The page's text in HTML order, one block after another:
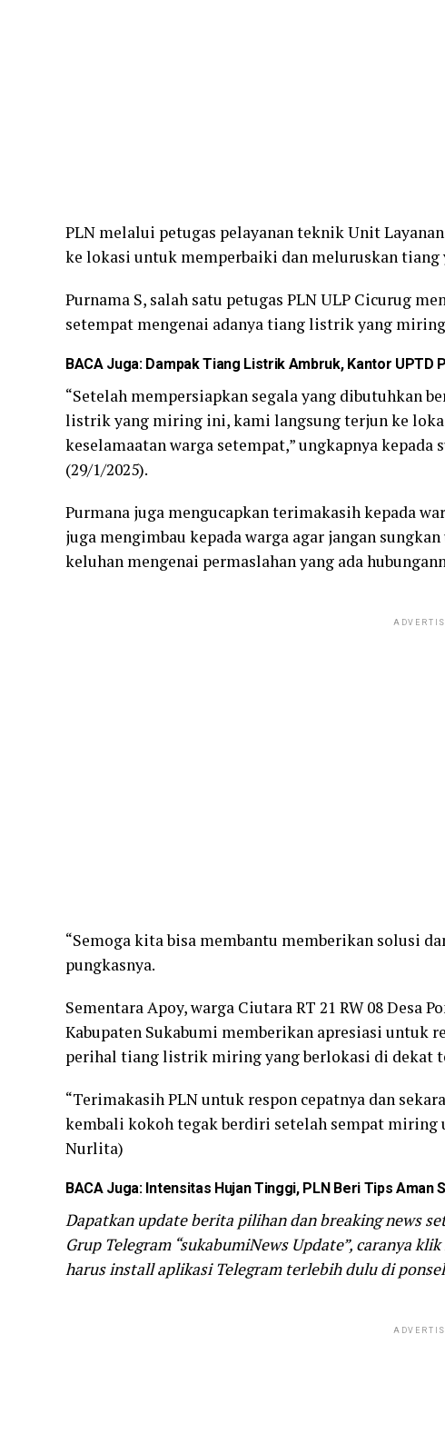
PLN melalui petugas pelayanan teknik Unit
ke lokasi untuk memperbaiki dan meluruskan
Purnama S, salah satu petugas PLN ULP Cicurug
setempat mengenai adanya tiang listrik yang
BACA Juga: Dampak Tiang Listrik Ambruk, Kantor UPTD
“Setelah mempersiapkan segala yang dibutuhkan
listrik yang miring ini, kami langsung terjun ke
keselamaatan warga setempat,” ungkapnya kepada
(29/1/2025).
Purmana juga mengucapkan terimakasih kepada
juga mengimbau kepada warga agar jangan
keluhan mengenai permaslahan yang ada
“Semoga kita bisa membantu memberikan solusi
pungkasnya.
Sementara Apoy, warga Ciutara RT 21 RW 08 Desa
Kabupaten Sukabumi memberikan apresiasi untuk
perihal tiang listrik miring yang berlokasi di dekat
“Terimakasih PLN untuk respon cepatnya dan
kembali kokoh tegak berdiri setelah sempat miring
Nurlita)
BACA Juga: Intensitas Hujan Tinggi, PLN Beri Tips Aman
Dapatkan update berita pilihan dan breaking news
Grup Telegram “sukabumiNews Update”, caranya
harus install aplikasi Telegram terlebih dulu di